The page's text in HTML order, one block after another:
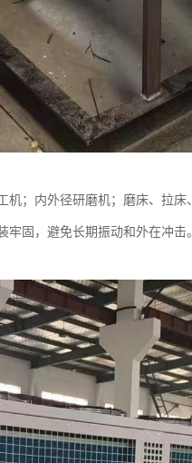
；内外径研磨机；磨床、拉
固，避免长期振动和外在冲